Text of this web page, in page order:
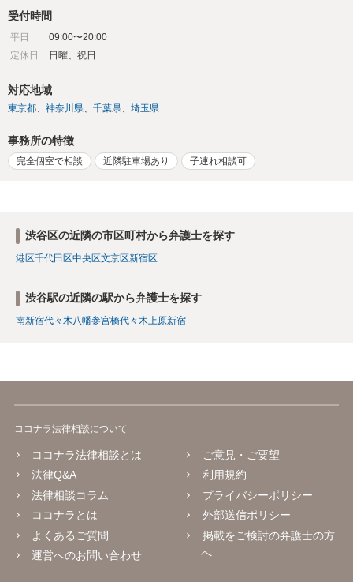
受付時間
平日
09:00〜20:00
定休日
日曜、祝日
対応地域
東京都 神奈川県 千葉県 埼玉県
事務所の特徴
完全個室で相談 近隣駐車場あり 子連れ相談可
渋谷区の近隣の市区町村から弁護士を探す
港区千代田区中央区文京区新宿区
渋谷駅の近隣の駅から弁護士を探す
南新宿代々木八幡参宮橋代々木上原新宿
ココナラ法律相談について
ココナラ法律相談とは
法律Q&A
法律相談コラム
ココナラとは
よくあるご質問
運営へのお問い合わせ
ご意見・ご要望
利用規約
プライバシーポリシー
外部送信ポリシー
掲載をご検討の弁護士の方
へ